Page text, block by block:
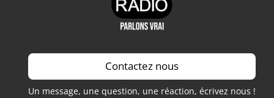
Contactez nous
Un message, une question, une réaction, écrivez nous !